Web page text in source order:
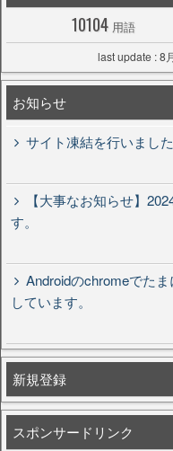
10104 用語
last update : 8
お知らせ
サイト凍結を行いました
【大事なお知らせ】
す。
Androidのchromeでた
しています。
新規登録
スポンサードリンク